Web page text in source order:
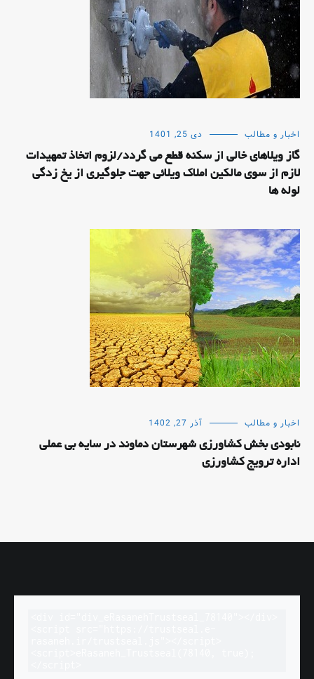
اخبار و مطالب دی 25, 1401
گاز ویلاهای خالی از سکنه قطع می گردد/لزوم اتخاذ تمهیدات
لازم از سوی مالکین املاک ویلائی جهت جلوگیری از یخ زدگی
لوله ها
اخبار و مطالب آذر 27, 1402
نابودی بخش کشاورزی شهرستان دماوند در سایه بی عملی
اداره ترویج کشاورزی